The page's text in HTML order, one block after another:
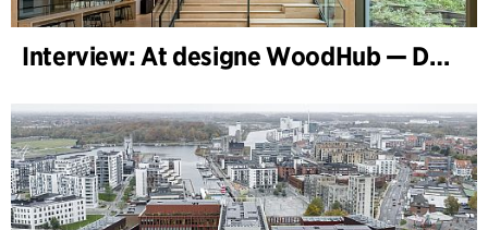
Interview: At designe WoodHub — Danmarks største træbyggeri